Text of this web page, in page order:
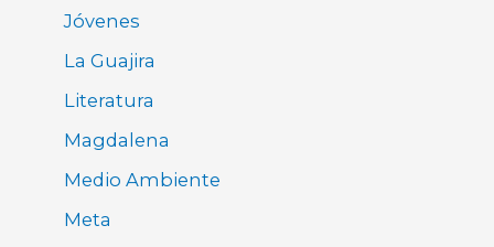
Jóvenes
La Guajira
Literatura
Magdalena
Medio Ambiente
Meta